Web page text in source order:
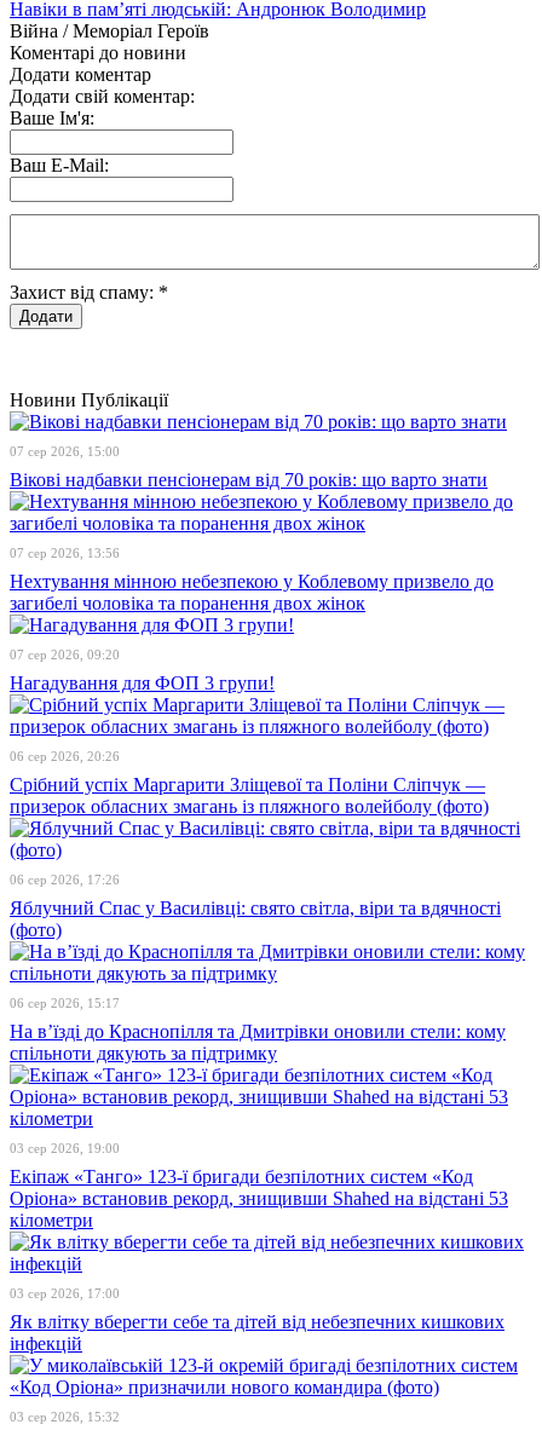
Навіки в пам’яті людській: Андронюк Володимир
Війна / Меморіал Героїв
Коментарі до новини
Додати коментар
Додати свій коментар:
Ваше Ім'я:
Ваш E-Mail:
Захист від спаму: *
Новини Публікації
07 сер 2026, 15:00
Вікові надбавки пенсіонерам від 70 років: що варто знати
07 сер 2026, 13:56
Нехтування мінною небезпекою у Коблевому призвело до
загибелі чоловіка та поранення двох жінок
07 сер 2026, 09:20
Нагадування для ФОП 3 групи!
06 сер 2026, 20:26
Срібний успіх Маргарити Зліщевої та Поліни Сліпчук —
призерок обласних змагань із пляжного волейболу (фото)
06 сер 2026, 17:26
Яблучний Спас у Василівці: свято світла, віри та вдячності
(фото)
06 сер 2026, 15:17
На в’їзді до Краснопілля та Дмитрівки оновили стели: кому
спільноти дякують за підтримку
03 сер 2026, 19:00
Екіпаж «Танго» 123-ї бригади безпілотних систем «Код
Оріона» встановив рекорд, знищивши Shahed на відстані 53
кілометри
03 сер 2026, 17:00
Як влітку вберегти себе та дітей від небезпечних кишкових
інфекцій
03 сер 2026, 15:32